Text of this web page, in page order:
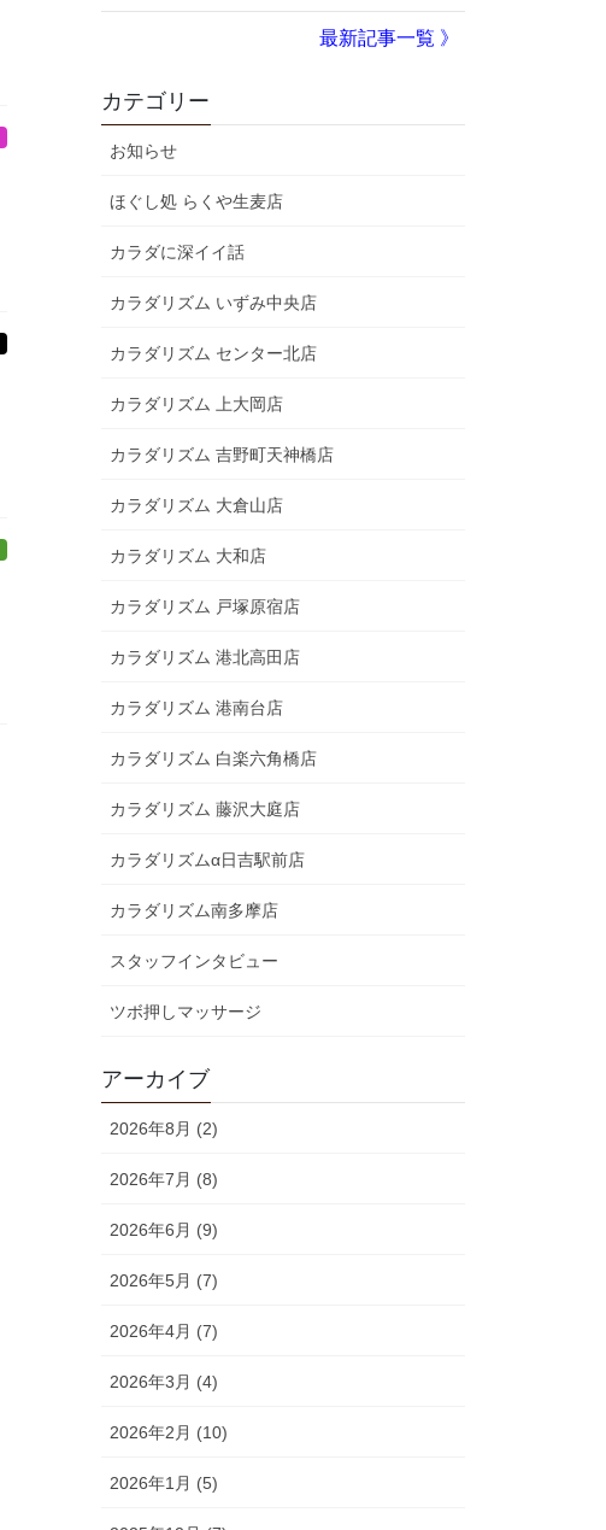
最新記事一覧 》
カテゴリー
お知らせ
ほぐし処 らくや生麦店
カラダに深イイ話
カラダリズム いずみ中央店
カラダリズム センター北店
カラダリズム 上大岡店
カラダリズム 吉野町天神橋店
カラダリズム 大倉山店
カラダリズム 大和店
カラダリズム 戸塚原宿店
カラダリズム 港北高田店
カラダリズム 港南台店
カラダリズム 白楽六角橋店
カラダリズム 藤沢大庭店
カラダリズムα日吉駅前店
カラダリズム南多摩店
スタッフインタビュー
ツボ押しマッサージ
アーカイブ
2026年8月 (2)
2026年7月 (8)
2026年6月 (9)
2026年5月 (7)
2026年4月 (7)
2026年3月 (4)
2026年2月 (10)
2026年1月 (5)